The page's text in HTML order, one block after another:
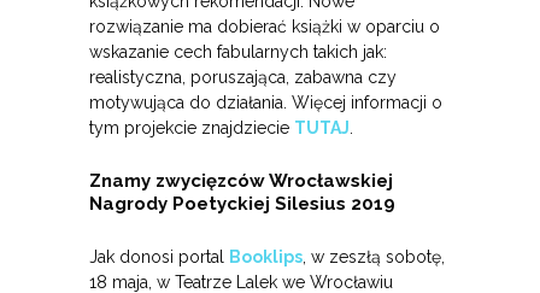
rozwiązanie ma dobierać książki w oparciu o
wskazanie cech fabularnych takich jak:
realistyczna, poruszająca, zabawna czy
motywująca do działania. Więcej informacji o
tym projekcie znajdziecie TUTAJ
Znamy zwycięzców Wrocławskiej
Nagrody Poetyckiej Silesius 2019
Jak donosi portal Booklips , w zeszłą sobotę,
18 maja, w Teatrze Lalek we Wrocławiu